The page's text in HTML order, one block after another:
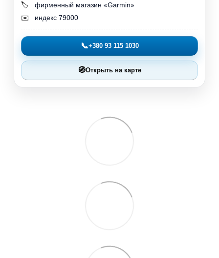
🏷️
фирменный магазин «Garmin»
✉️
индекс 79000
📞+380 93 115 1030
🧭Открыть на карте